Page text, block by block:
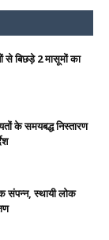
से बिछड़े 2 मासूमों का
के समयबद्ध निस्तारण
संपन्न, स्थायी लोक